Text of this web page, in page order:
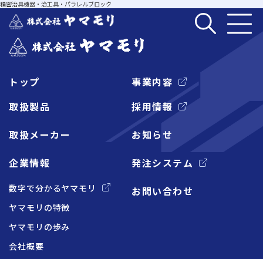
事業内容
取扱製品
取扱メーカー
精密治具機器・治工具・パラレルブロック
トップ
企業情報
数字で分かるヤマモリ
ヤマモリの特徴
ヤマモリの歩み
会社概要
事業内容
取扱製品
取扱メーカー
採用情報
お知らせ
発注システム
お問い合わせ